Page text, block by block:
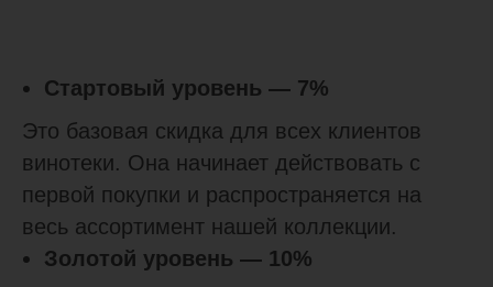
Стартовый уровень — 7%
Это базовая скидка для всех клиентов
винотеки. Она начинает действовать с
первой покупки и распространяется на
весь ассортимент нашей коллекции.
Золотой уровень — 10%